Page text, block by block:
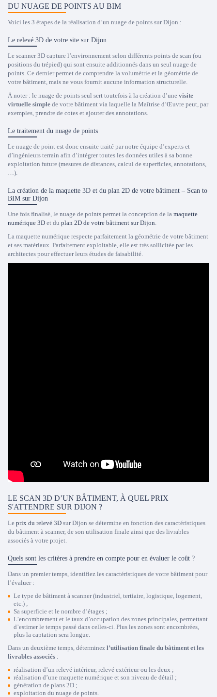
DU NUAGE DE POINTS AU BIM
Voici les 3 étapes de la réalisation d’un nuage de points sur Dijon :
Le relevé 3D de votre site sur Dijon
Le scanner 3D capture l’environnement selon différents points de scan (ou
positions du trépied) qui sont ensuite additionnés dans un seul nuage de
points. Ce dernier permet de comprendre la volumétrie et la géométrie de
votre bâtiment, mais ne vous fournit aucune information structurelle.
À noter : le nuage de points seul sert toutefois à la création d’une visite
virtuelle simple de votre bâtiment via laquelle la Maîtrise d’Œuvre peut, par
exemples, prendre de cotes et ajouter des annotations.
Le traitement du nuage de points
Le nuage de point est donc ensuite traité par notre équipe d’experts et
d’ingénieurs terrain afin d’intégrer toutes les données utiles à sa bonne
exploitation future (mesures de distances, calcul de superficies, annotations,
…).
La création de la maquette 3D et du plan 2D de votre bâtiment – Scan to
BIM sur Dijon
Une fois finalisé, le nuage de points permet la conception de la maquette
numérique 3D et du plan 2D de votre bâtiment sur Dijon.
La maquette numérique respecte parfaitement la géométrie de votre bâtiment
et ses matériaux. Parfaitement exploitable, elle est très sollicitée par les
architectes pour effectuer leurs études de faisabilité.
LE SCAN 3D D’UN BÂTIMENT, À QUEL PRIX
S'ATTENDRE SUR DIJON ?
Le prix du relevé 3D sur Dijon se détermine en fonction des caractéristiques
du bâtiment à scanner, de son utilisation finale ainsi que des livrables
associés à votre projet.
Quels sont les critères à prendre en compte pour en évaluer le coût ?
Dans un premier temps, identifiez les caractéristiques de votre bâtiment pour
l’évaluer :
Le type de bâtiment à scanner (industriel, tertiaire, logistique, logement,
etc.) ;
Sa superficie et le nombre d’étages ;
L’encombrement et le taux d’occupation des zones principales, permettant
d’estimer le temps passé dans celles-ci. Plus les zones sont encombrées,
plus la captation sera longue.
Dans un deuxième temps, déterminez l’utilisation finale du bâtiment et les
livrables associés :
réalisation d’un relevé intérieur, relevé extérieur ou les deux ;
réalisation d’une maquette numérique et son niveau de détail ;
génération de plans 2D ;
exploitation du nuage de points.